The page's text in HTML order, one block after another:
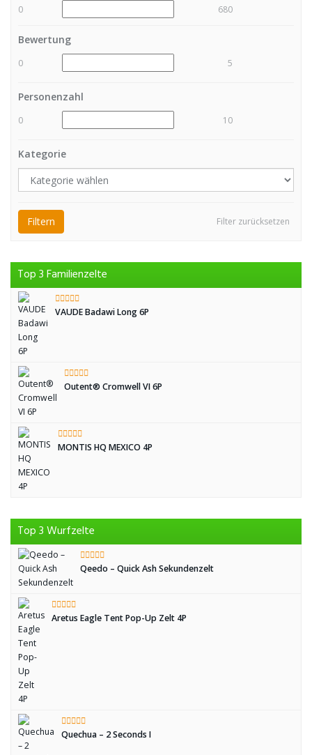
0 680
Bewertung
0 5
Personenzahl
0 10
Kategorie
Filter zurücksetzen
Filtern
Top 3 Familienzelte
VAUDE Badawi Long 6P
Outent® Cromwell VI 6P
MONTIS HQ MEXICO 4P
Top 3 Wurfzelte
Qeedo – Quick Ash Sekundenzelt
Aretus Eagle Tent Pop-Up Zelt 4P
Quechua – 2 Seconds I